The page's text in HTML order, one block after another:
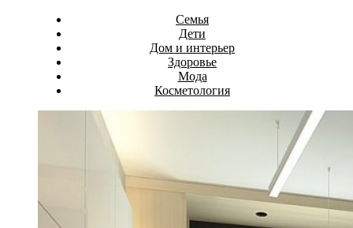
Семья
Дети
Дом и интерьер
Здоровье
Мода
Косметология